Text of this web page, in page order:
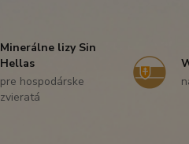
Minerálne lizy Sin
Hellas
pre hospodárske
zvieratá